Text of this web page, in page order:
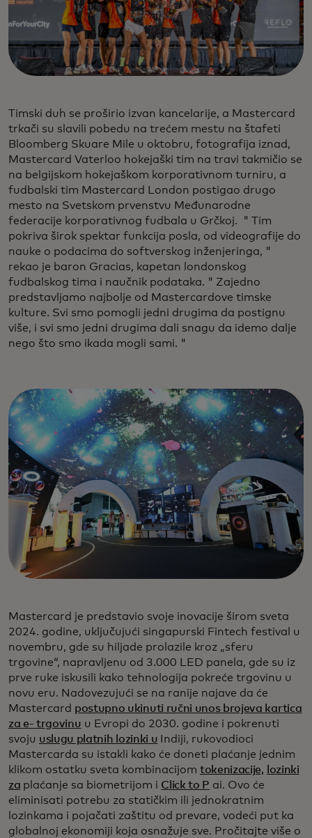
Timski duh se proširio izvan kancelarije, a Mastercard
trkači su slavili pobedu na trećem mestu na štafeti
Bloomberg Skuare Mile u oktobru, fotografija iznad,
Mastercard Vaterloo hokejaški tim na travi takmičio se
na belgijskom hokejaškom korporativnom turniru, a
fudbalski tim Mastercard London postigao drugo
mesto na Svetskom prvenstvu Međunarodne
federacije korporativnog fudbala u Grčkoj. " Tim
pokriva širok spektar funkcija posla, od videografije do
nauke o podacima do softverskog inženjeringa, "
rekao je baron Gracias, kapetan londonskog
fudbalskog tima i naučnik podataka. " Zajedno
predstavljamo najbolje od Mastercardove timske
kulture. Svi smo pomogli jedni drugima da postignu
više, i svi smo jedni drugima dali snagu da idemo dalje
nego što smo ikada mogli sami. "
Mastercard je predstavio svoje inovacije širom sveta
2024. godine, uključujući singapurski Fintech festival u
novembru, gde su hiljade prolazile kroz „sferu
trgovine“, napravljenu od 3.000 LED panela, gde su iz
prve ruke iskusili kako tehnologija pokreće trgovinu u
novu eru. Nadovezujući se na ranije najave da će
Mastercard postupno ukinuti ručni unos brojeva kartica
za e- trgovinu u Evropi do 2030. godine i pokrenuti
svoju uslugu platnih lozinki u Indiji, rukovodioci
Mastercarda su istakli kako će doneti plaćanje jednim
klikom ostatku sveta kombinacijom tokenizacije,
lozinki
za plaćanje sa biometrijom i Click to P ai. Ovo će
eliminisati potrebu za statičkim ili jednokratnim
lozinkama i pojačati zaštitu od prevare, vodeći put ka
globalnoj ekonomiji koja osnažuje sve. Pročitajte više o